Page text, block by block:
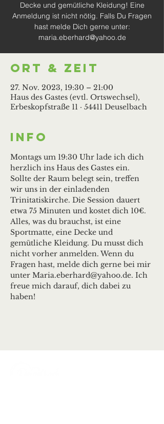
Decke und gemütliche Kleidung! Eine
Anmeldung ist nicht nötig. Falls Du Fragen
hast melde Dich gerne unter:
maria.eberhard@yahoo.de
Ort & Zeit
27. Nov. 2023, 19:30 – 21:00
Haus des Gastes (evtl. Ortswechsel),
Erbeskopfstraße 11 · 54411 Deuselbach
Info
Montags um 19:30 Uhr lade ich dich
herzlich ins Haus des Gastes ein.
Sollte der Raum belegt sein, treffen
wir uns in der einladenden
Trinitatiskirche. Die Session dauert
etwa 75 Minuten und kostet dich 10€.
Alles, was du brauchst, ist eine
Sportmatte, eine Decke und
gemütliche Kleidung. Du musst dich
nicht vorher anmelden. Wenn du
Fragen hast, melde dich gerne bei mir
unter Maria.eberhard@yahoo.de. Ich
freue mich darauf, dich dabei zu
haben!